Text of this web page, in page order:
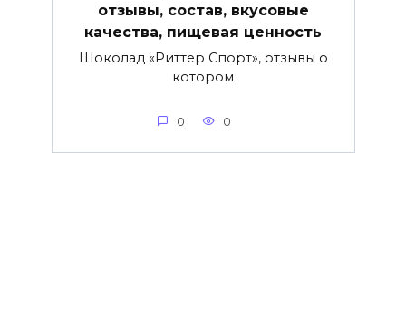
отзывы, состав, вкусовые
качества, пищевая ценность
Шоколад «Риттер Спорт», отзывы о
котором
0 0